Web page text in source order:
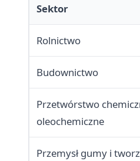
Sektor
Rolnictwo
Budownictwo
Przetwórstwo
oleochemiczne
Przemysł gumy i